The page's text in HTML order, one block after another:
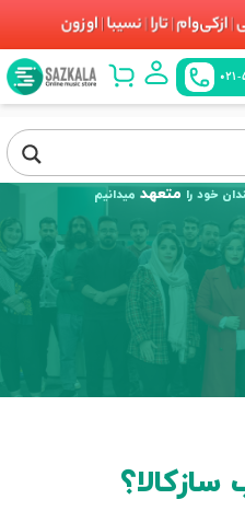
خود را متعهد میدانیم
سازکالا؟